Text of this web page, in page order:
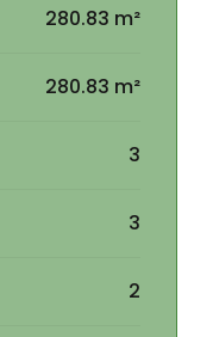
280.83 m²
280.83 m²
3
3
2